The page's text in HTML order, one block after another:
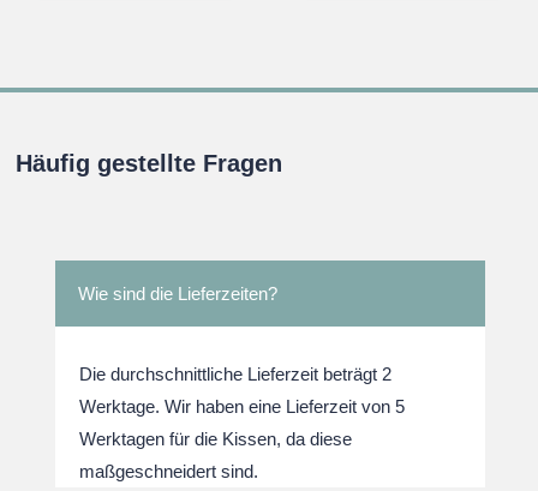
Häufig gestellte Fragen
Wie sind die Lieferzeiten?
Die durchschnittliche Lieferzeit beträgt 2
Werktage. Wir haben eine Lieferzeit von 5
Werktagen für die Kissen, da diese
maßgeschneidert sind.